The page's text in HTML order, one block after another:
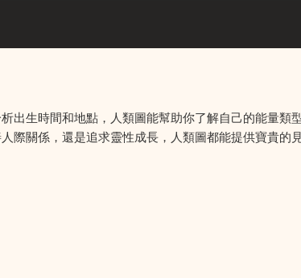
生時間和地點，人類圖能幫助你了解自己的能量類
際關係，還是追求靈性成長，人類圖都能提供寶貴的